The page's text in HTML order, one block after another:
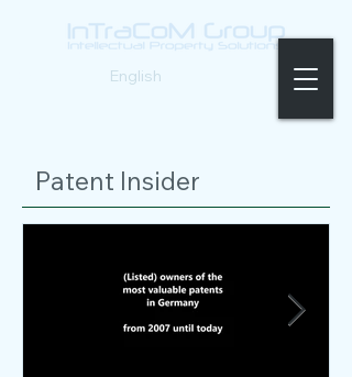
English
Patent Insider